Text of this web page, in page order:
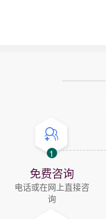
1
免费咨询
电话或在网上直接咨
询